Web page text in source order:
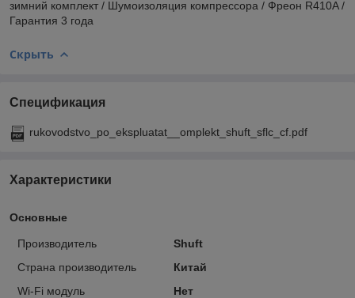
зимний комплект / Шумоизоляция компрессора / Фреон R410A /
Гарантия 3 года
Скрыть
Спецификация
rukovodstvo_po_ekspluatat__omplekt_shuft_sflc_cf.pdf
Характеристики
Основные
Производитель
Shuft
Страна производитель
Китай
Wi-Fi модуль
Нет